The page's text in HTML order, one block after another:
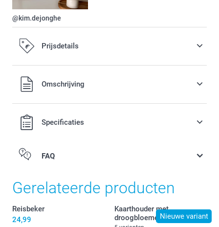
@kim.dejonghe
Prijsdetails
Alle prijzen zijn in EURO (€) inclusief BTW en exclusief
verzendkosten.Omschrijving
Specificaties
FAQ
Gerelateerde producten
Reisbeker
24,99
Nieuwe variant
Kaarthouder met
droogbloemen